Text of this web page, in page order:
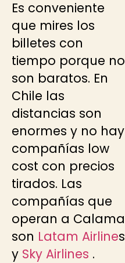
Es conveniente
que mires los
billetes con
tiempo porque no
son baratos. En
Chile las
distancias son
enormes y no hay
compañías low
cost con precios
tirados. Las
compañías que
operan a Calama
son Latam Airlines
y Sky Airlines .